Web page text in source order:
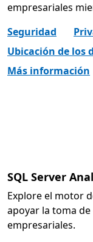
empresariales
Seguridad
Ubicación de los
Más información
SQL Server
Explore el motor
apoyar la toma
empresariales.